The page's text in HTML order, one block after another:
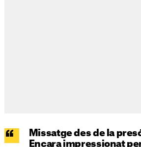
Missatge des de la
Encara impressionat